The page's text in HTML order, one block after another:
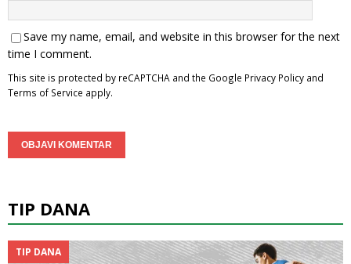
Save my name, email, and website in this browser for the next
time I comment.
This site is protected by reCAPTCHA and the Google Privacy Policy and
Terms of Service apply.
TIP DANA
TIP DANA